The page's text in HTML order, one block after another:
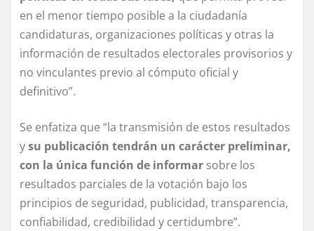
en el menor tiempo posible a la ciudadanía
candidaturas, organizaciones políticas y otras la
información de resultados electorales provisorios y
no vinculantes previo al cómputo oficial y
definitivo”.
Se enfatiza que “la transmisión de estos resultados
ysu publicación tendrán un carácter preliminar,
con la única función de informar sobre los
resultados parciales de la votación bajo los
principios de seguridad, publicidad, transparencia,
confiabilidad, credibilidad y certidumbre”.